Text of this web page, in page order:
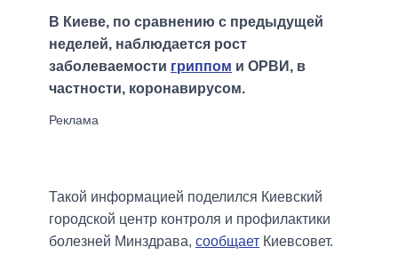
В Киеве, по сравнению с предыдущей
неделей, наблюдается рост
заболеваемости гриппом и ОРВИ, в
частности, коронавирусом.
Такой информацией поделился Киевский
городской центр контроля и профилактики
болезней Минздрава, сообщает Киевсовет.